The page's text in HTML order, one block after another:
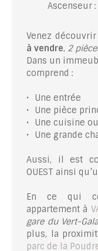
Ascenseur :
Venez
à vendre, 2
Dans un
comprend :
Une entrée
Une pièce
Une cuisine
Une grande
Aussi, il est
OUEST ainsi
En ce qui
appartement à
gare du Vert-
plus, la
parc de la